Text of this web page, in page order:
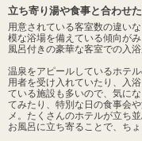
立ち寄り湯や食事と合わせ
用意されている客室数の違い
模な浴場を備えている傾向が
風呂付きの豪華な客室での入
温泉をアピールしているホテ
用者を受け入れていたり、入
ている施設も多いので、気に
てみたり、特別な日の食事会
メ。たくさんのホテルが立ち
お風呂に立ち寄ることで、ち